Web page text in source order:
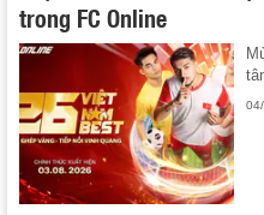
trong FC Online